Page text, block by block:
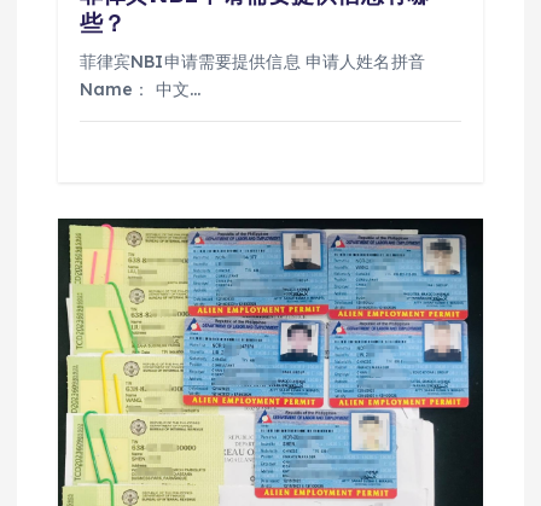
些？
菲律宾NBI申请需要提供信息 申请人姓名拼音
Name： 中文…